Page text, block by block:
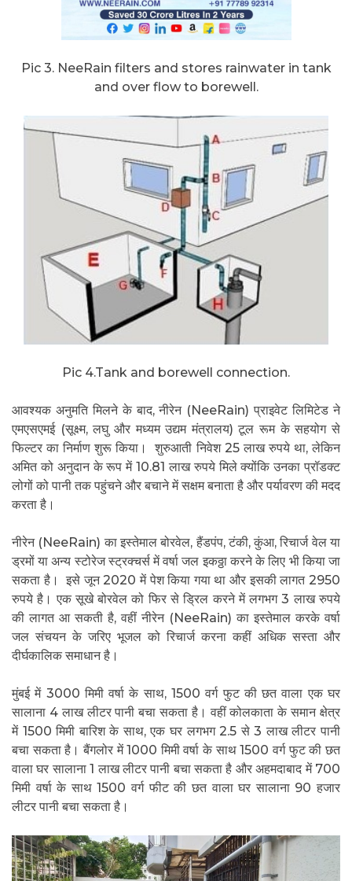
Pic 3. NeeRain filters and stores rainwater in tank
and over flow to borewell.
Pic 4.Tank and borewell connection.
आवश्यक अनुमति मिलने के बाद, नीरेन (NeeRain) प्राइवेट लिमिटेड ने
एमएसएमई (सूक्ष्म, लघु और मध्यम उद्यम मंत्रालय) टूल रूम के सहयोग से
फिल्टर का निर्माण शुरू किया। शुरुआती निवेश 25 लाख रुपये था, लेकिन
अमित को अनुदान के रूप में 10.81 लाख रुपये मिले क्योंकि उनका प्रॉडक्ट
लोगों को पानी तक पहुंचने और बचाने में सक्षम बनाता है और पर्यावरण की मदद
करता है।
नीरेन (NeeRain) का इस्तेमाल बोरवेल, हैंडपंप, टंकी, कुंआ, रिचार्ज वेल या
ड्रमों या अन्य स्टोरेज स्ट्रक्चर्स में वर्षा जल इकठ्ठा करने के लिए भी किया जा
सकता है। इसे जून 2020 में पेश किया गया था और इसकी लागत 2950
रुपये है। एक सूखे बोरवेल को फिर से ड्रिल करने में लगभग 3 लाख रुपये
की लागत आ सकती है, वहीं नीरेन (NeeRain) का इस्तेमाल करके वर्षा
जल संचयन के जरिए भूजल को रिचार्ज करना कहीं अधिक सस्ता और
दीर्घकालिक समाधान है।
मुंबई में 3000 मिमी वर्षा के साथ, 1500 वर्ग फुट की छत वाला एक घर
सालाना 4 लाख लीटर पानी बचा सकता है। वहीं कोलकाता के समान क्षेत्र
में 1500 मिमी बारिश के साथ, एक घर लगभग 2.5 से 3 लाख लीटर पानी
बचा सकता है। बैंगलोर में 1000 मिमी वर्षा के साथ 1500 वर्ग फुट की छत
वाला घर सालाना 1 लाख लीटर पानी बचा सकता है और अहमदाबाद में 700
मिमी वर्षा के साथ 1500 वर्ग फीट की छत वाला घर सालाना 90 हजार
लीटर पानी बचा सकता है।